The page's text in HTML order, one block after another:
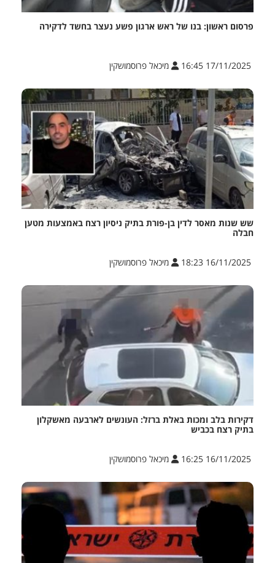
פרסום ראשון: בנו של ראש ארגון פשע נעצר בחשד לדקירה
17/11/2025 16:45 מיכאל פרוסמושקין
שש שנות מאסר לדין בן-פורת בתיק ניסיון רצח באמצעות מטען
חבלה
16/11/2025 18:23 מיכאל פרוסמושקין
דקירות בלב ומכות באלת ברזל: העונשים לארבעה מאשקלון
בתיק רצח בכביש
16/11/2025 16:25 מיכאל פרוסמושקין